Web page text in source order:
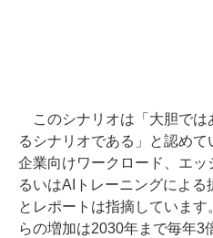
このシナリオは「大胆では
るシナリオである」と認め
企業向けワークロード、エ
るいはAIトレーニングによる
とレポートは指摘していま
らの増加は2030年まで毎年3